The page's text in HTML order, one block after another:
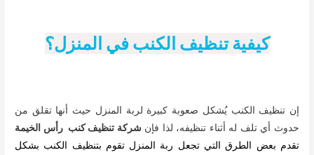
كيفية تنظيف الكنب في المنزل؟
إن تنظيف الكنب يُشكل صعوبة كبيرة لربة المنزل حيث أنها تقلق من
حدوث أي تلف له أثناء تنظيفه، لذا فإنشركة تنظيف كنب رأس الخيمة
تقدم بعض الطرق التي تجعل ربة المنزل تقوم بتنظيف الكنب بشكل